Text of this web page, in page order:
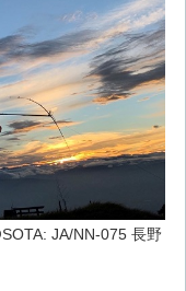
JA/NN-075 長野